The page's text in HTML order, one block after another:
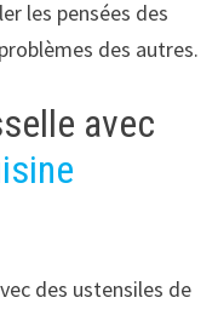
les pensées des
des autres.
avec
des ustensiles de